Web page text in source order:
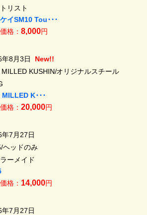
リスト
イSM10 Tou･･･
格： 8,000円
年8月3日
New!!
MILLED KUSHIN/オリジナルスチール
MILLED K･･･
格： 20,000円
年7月27日
ヘッドのみ
ーメイド
格： 14,000円
年7月27日